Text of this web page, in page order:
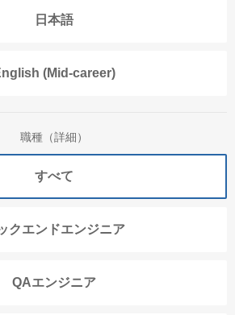
日本語
(Mid-career)
職種（詳細）
すべて
クエンドエンジニア
QAエンジニア